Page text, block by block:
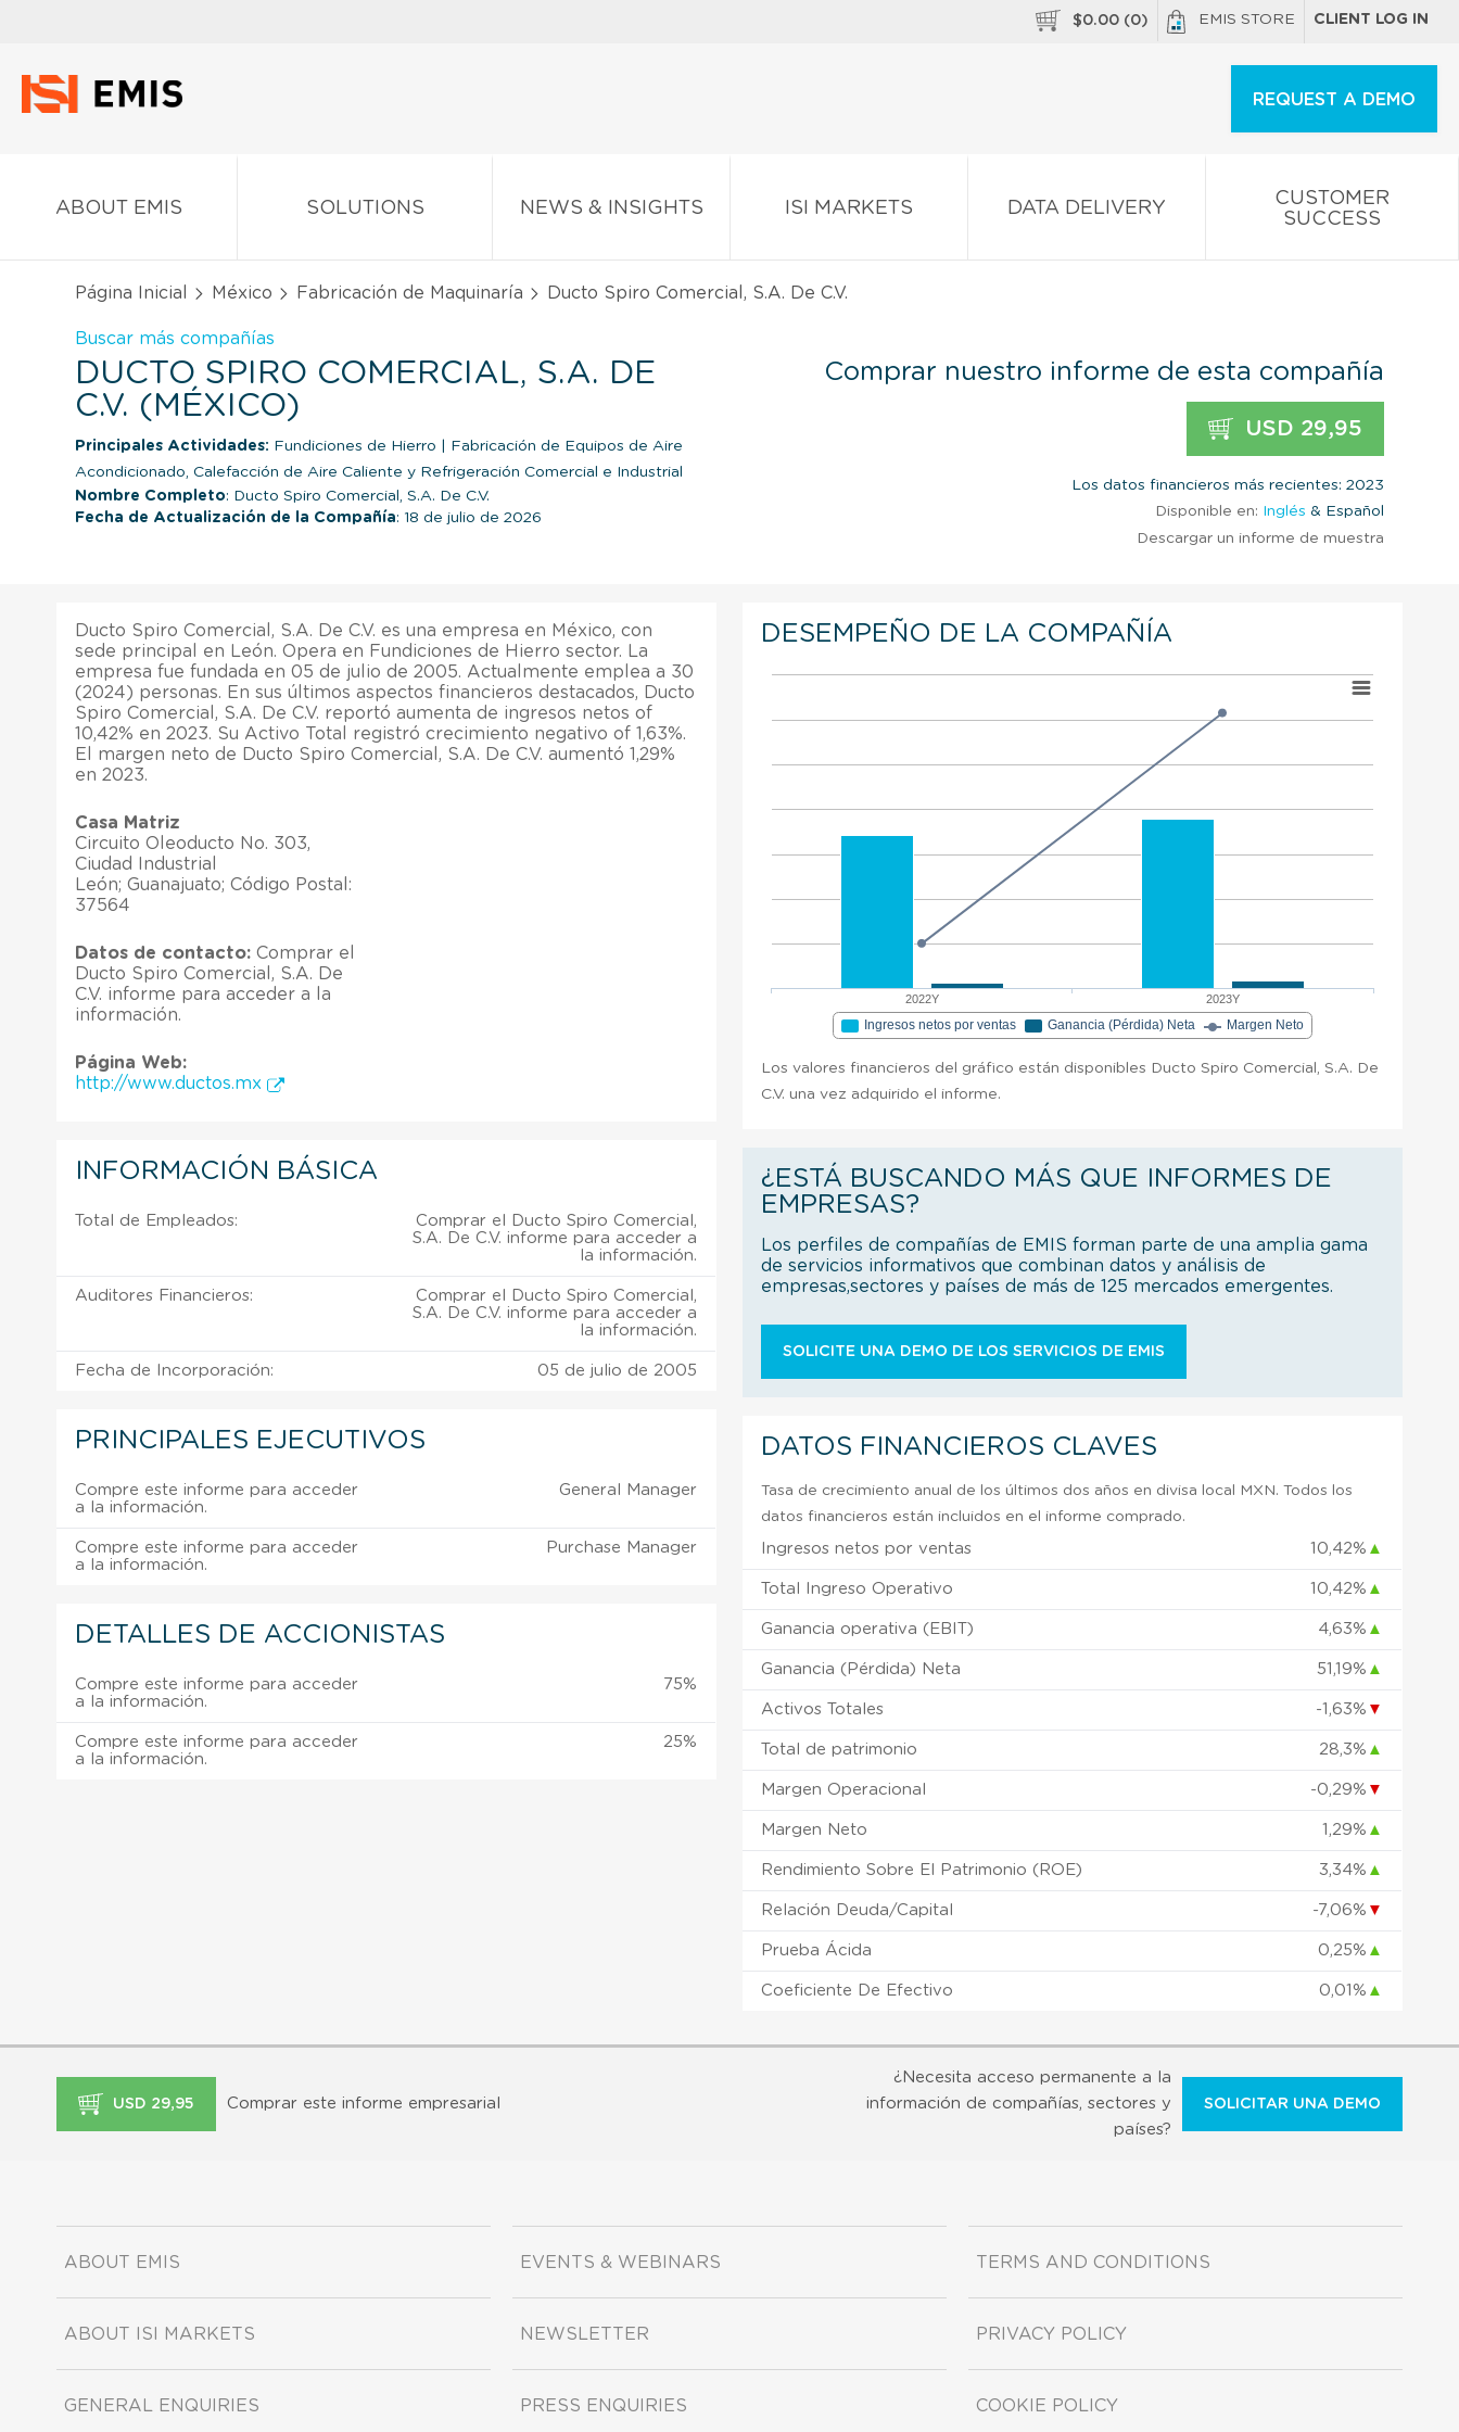
$0.00 (0) EMIS STORE CLIENT LOG IN
REQUEST A DEMO
ABOUT EMIS SOLUTIONS NEWS & INSIGHTS ISI MARKETS DATA DELIVERY
CUSTOMER
SUCCESS
Página Inicial México Fabricación de Maquinaría Ducto Spiro Comercial, S.A. De C.V.
Buscar más compañías
DUCTO SPIRO COMERCIAL, S.A. DE
C.V. (MÉXICO)
Principales Actividades: Fundiciones de Hierro
Fabricación de Equipos de Aire
Acondicionado, Calefacción de Aire Caliente y Refrigeración Comercial e Industrial
Nombre Completo: Ducto Spiro Comercial, S.A. De C.V.
Fecha de Actualización de la Compañía: 18 de julio de 2026
Comprar nuestro informe de esta compañía
USD 29,95
Los datos financieros más recientes: 2023
Disponible en: Inglés & Español
Descargar un informe de muestra
Ducto Spiro Comercial, S.A. De C.V. es una empresa en México, con
sede principal en León. Opera en Fundiciones de Hierro sector. La
empresa fue fundada en 05 de julio de 2005. Actualmente emplea a 30
(2024) personas. En sus últimos aspectos financieros destacados, Ducto
Spiro Comercial, S.A. De C.V. reportó aumenta de ingresos netos of
10,42% en 2023. Su Activo Total registró crecimiento negativo of 1,63%.
El margen neto de Ducto Spiro Comercial, S.A. De C.V. aumentó 1,29%
en 2023.
Casa Matriz
Circuito Oleoducto No. 303,
Ciudad Industrial
León; Guanajuato; Código Postal:
37564
Datos de contacto: Comprar el
Ducto Spiro Comercial, S.A. De
C.V. informe para acceder a la
información.
Página Web:
http://www.ductos.mx
INFORMACIÓN BÁSICA
Total de Empleados:
Comprar el Ducto Spiro Comercial,
S.A. De C.V. informe para acceder a
la información.
Auditores Financieros:
Comprar el Ducto Spiro Comercial,
S.A. De C.V. informe para acceder a
la información.
Fecha de Incorporación: 05 de julio de 2005
PRINCIPALES EJECUTIVOS
Compre este informe para acceder
a la información.
General Manager
Compre este informe para acceder
a la información.
Purchase Manager
DETALLES DE ACCIONISTAS
Compre este informe para acceder
a la información.
75%
Compre este informe para acceder
a la información.
25%
DESEMPEÑO DE LA COMPAÑÍA
2022Y 2023Y
Ingresos netos por ventas Ganancia (Pérdida) Neta Margen Neto
Los valores financieros del gráfico están disponibles Ducto Spiro Comercial, S.A. De
C.V. una vez adquirido el informe.
¿ESTÁ BUSCANDO MÁS QUE INFORMES DE
EMPRESAS?
Los perfiles de compañías de EMIS forman parte de una amplia gama
de servicios informativos que combinan datos y análisis de
empresas,sectores y países de más de 125 mercados emergentes.
SOLICITE UNA DEMO DE LOS SERVICIOS DE EMIS
DATOS FINANCIEROS CLAVES
Tasa de crecimiento anual de los últimos dos años en divisa local MXN. Todos los
datos financieros están incluidos en el informe comprado.
Ingresos netos por ventas 10,42% ▲
Total Ingreso Operativo 10,42% ▲
Ganancia operativa (EBIT) 4,63% ▲
Ganancia (Pérdida) Neta 51,19% ▲
Activos Totales -1,63% ▼
Total de patrimonio 28,3% ▲
Margen Operacional -0,29% ▼
Margen Neto 1,29% ▲
Rendimiento Sobre El Patrimonio (ROE) 3,34% ▲
Relación Deuda/Capital -7,06% ▼
Prueba Ácida 0,25% ▲
Coeficiente De Efectivo 0,01% ▲
USD 29,95 Comprar este informe empresarial
¿Necesita acceso permanente a la
información de compañías, sectores y
países?
SOLICITAR UNA DEMO
ABOUT EMIS
ABOUT ISI MARKETS
GENERAL ENQUIRIES
EVENTS & WEBINARS
NEWSLETTER
PRESS ENQUIRIES
TERMS AND CONDITIONS
PRIVACY POLICY
COOKIE POLICY